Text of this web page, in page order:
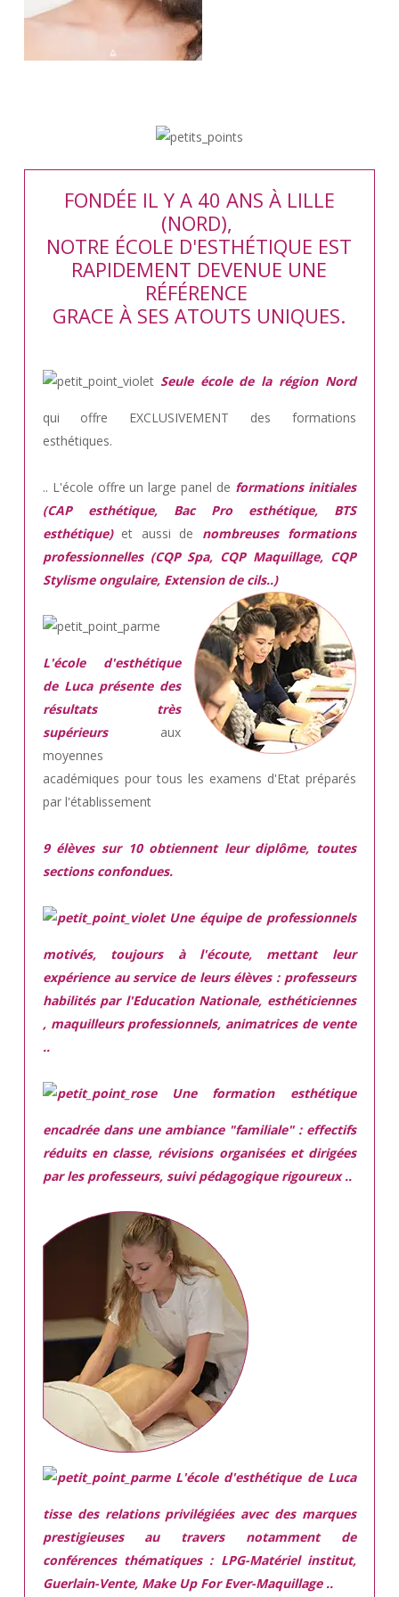
FONDÉE IL Y A 40 ANS À LILLE
(NORD),
NOTRE ÉCOLE D'ESTHÉTIQUE EST
RAPIDEMENT DEVENUE UNE
RÉFÉRENCE
GRACE À SES ATOUTS UNIQUES.
Seule école de la région Nord
qui offre EXCLUSIVEMENT des formations
esthétiques.
.. L'école offre un large panel de formations initiales
(CAP esthétique, Bac Pro esthétique, BTS
esthétique) et aussi de nombreuses formations
professionnelles (CQP Spa, CQP Maquillage, CQP
Stylisme ongulaire, Extension de cils..)
L'école d'esthétique
de Luca présente des
résultats très
supérieurs aux
moyennes
académiques pour tous les examens d'Etat préparés
par l'établissement
9 élèves sur 10 obtiennent leur diplôme, toutes
sections confondues.
Une équipe de professionnels
motivés,toujours à l'écoute, mettant leur
expérience au service de leurs élèves : professeurs
habilités par l'Education Nationale, esthéticiennes
, maquilleurs professionnels, animatrices de vente
..
Une formation esthétique
encadrée dans une ambiance "familiale" : effectifs
réduits en classe, révisions organisées et dirigées
par les professeurs, suivi pédagogique rigoureux ..
L'école d'esthétique de Luca
tisse des relations privilégiées avec des marques
prestigieuses au travers notamment de
conférences thématiques : LPG-Matériel institut,
Guerlain-Vente, Make Up For Ever-Maquillage ..